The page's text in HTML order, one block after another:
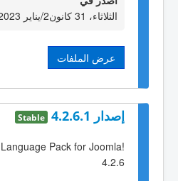
الثلاثاء، 31 كانون2/يناير 2023 15:00
عرض الملفات
إصدار 4.2.6.1 Stable
Pack for Joomla!
4.2.6